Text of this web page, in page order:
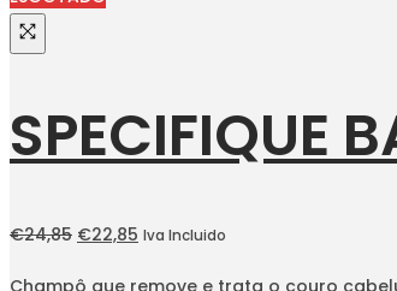
SPECIFIQUE
€24,85 O
€22,85 O
Iva Incluido